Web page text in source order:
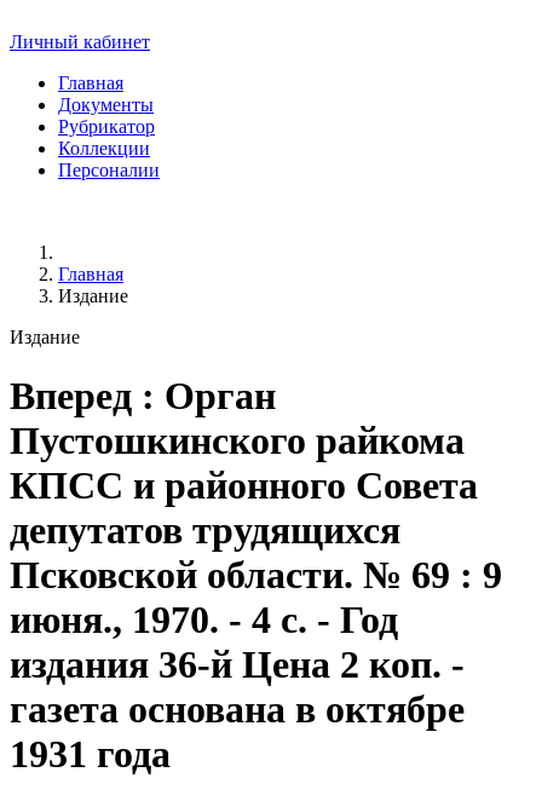
Личный кабинет
Главная
Документы
Рубрикатор
Коллекции
Персоналии
Главная
Издание
Издание
Вперед : Орган
Пустошкинского райкома
КПСС и районного Совета
депутатов трудящихся
Псковской области. № 69 : 9
июня., 1970. - 4 с. - Год
издания 36-й Цена 2 коп. -
газета основана в октябре
1931 года